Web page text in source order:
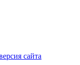
сайта